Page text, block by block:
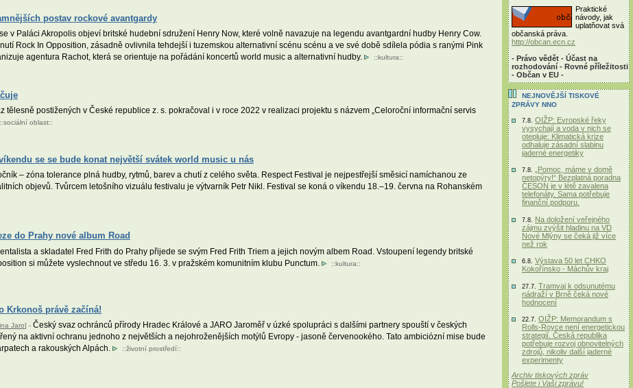
postav rockové avantgardy
v Paláci Akropolis objeví britské hudební sdružení Henry Now, které volně navazuje na legendu avantgardní hudby Henry Cow.
Rock In Opposition, zásadně ovlivnila tehdejší i tuzemskou alternativní scénu scénu a ve své době sdílela pódia s ranými Pink
agentura Rachot, která se orientuje na pořádání koncertů world music a alternativní hudby.
::kultura::
tělesně postižených v České republice z. s. pokračoval i v roce 2022 v realizaci projektu s názvem „Celoroční informační servis
::sociální oblast::
se se bude konat největší svátek world music u nás
– zóna tolerance plná hudby, rytmů, barev a chutí z celého světa. Respect Festival je nejpestřejší směsicí namíchanou ze
objevů. Tvůrcem letošního vizuálu festivalu je výtvarník Petr Nikl. Festival se koná o víkendu 18.–19. června na Rohanském
do Prahy nové album Road
a skladatel Fred Frith do Prahy přijede se svým Fred Frith Triem a jejich novým albem Road. Vstoupení legendy britské
si můžete vyslechnout ve středu 16. 3. v pražském komunitním klubu Punctum.
::kultura::
Krkonoš právě začíná!
Jaro] - Český svaz ochránců přírody Hradec Králové a JARO Jaroměř v úzké spolupráci s dalšími partnery spouští v českých
na aktivní ochranu jednoho z největších a nejohroženějších motýlů Evropy - jasoně červenookého. Tato ambiciózní mise bude
a rakouských Alpách.
::životní prostředí::
Praktické
návody, jak
uplatňovat svá
občanská práva.
http://obcan.ecn.cz
- Právo vědět - Účast na
rozhodování - Rovné příležitosti
- Občan v EU -
NEJNOVĚJŠÍ TISKOVÉ
ZPRÁVY NNO
7.8. OIŽP: Evropské řeky
vysychají a voda v nich se
otepluje: Klimatická krize
odhaluje zásadní slabinu
jaderné energetiky
7.8.
„Pomoc, máme v domě
netopýry!“ Bezplatná poradna
ČESON je v létě zavalena
telefonáty. Sama potřebuje
finanční podporu.
7.8. Na doložení veřejného
zájmu zvýšit hladinu na VD
Nové Mlýny se čeká již více
než rok
6.8. Výstava 50 let CHKO
Kokořínsko - Máchův kraj
27.7. Tramvaj k odsunutému
nádraží v Brně čeká nové
hodnocení
22.7. OIŽP: Memorandum s
Rolls-Royce není energetickou
strategií. Česká republika
potřebuje rozvoj obnovitelných
zdrojů, nikoliv další jaderné
experimenty
Archiv tiskových zpráv
Pošlete i Vaši zprávu!